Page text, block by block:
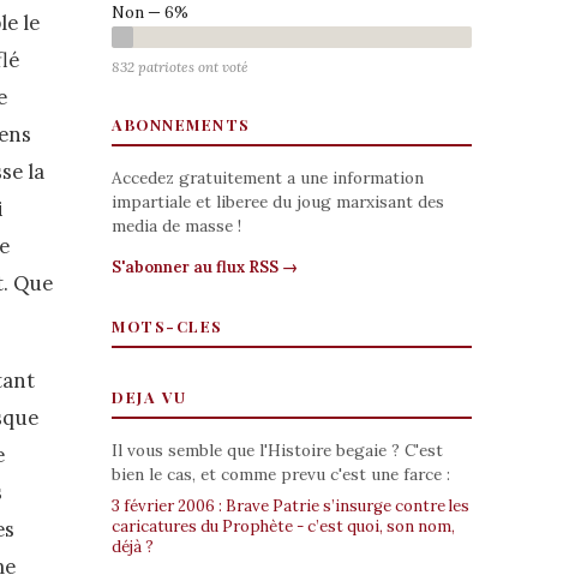
le
la
Que
Non — 6%
832 patriotes ont voté
ABONNEMENTS
Accedez gratuitement a une information
impartiale et liberee du joug marxisant des
media de masse !
S'abonner au flux RSS →
MOTS-CLES
DEJA VU
Il vous semble que l'Histoire begaie ? C'est
bien le cas, et comme prevu c'est une farce :
3 février 2006 : Brave Patrie s’insurge contre les
caricatures du Prophète - c’est quoi, son nom,
déjà ?